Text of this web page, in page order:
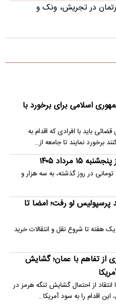
در تجریش، ونک و
۱۴۰۵
زیر کاخ سفید
مرداد ۱۴۰۵
پرسپولیس لو رفت؛ امضا تا چند
از تفاهم با عمان؛ گشایش تنگه
بازیکن در بازی به دلیل
اسلامی برای برخورد با
باید با افرادی که اقدام به
برخورد نمایند تا جامعه از…
۱۵ مرداد ۱۴۰۵
قیمت لیر ترکیه با کاهش ۱۰۰ تومانی در روز گذشته، به سه هزار و
جدید پرسپولیس لو رفت؛ امضا تا
هفته تا شروع نقل و انتقالات خرید
از تفاهم با عمان؛ گشایش
انتقاد از احتمال گشایش تنگه هرمز در
اقدام را به سود آمریکا…